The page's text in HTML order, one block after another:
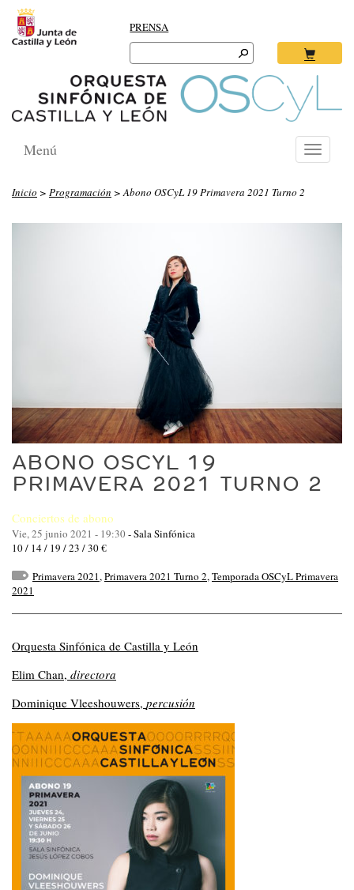
PRENSA
Search
for:
Toggle
Menú
Inicio > Programación > Abono OSCyL 19 Primavera 2021 Turno 2
ABONO OSCYL 19
PRIMAVERA 2021 TURNO 2
Conciertos de abono
Vie, 25 junio 2021 - 19:30-Sala Sinfónica
10 / 14 / 19 / 23 / 30 €
Primavera 2021 , Primavera 2021 Turno 2, Temporada OSCyL Primavera
2021
Orquesta Sinfónica de Castilla y León
Elim Chan, directora
Dominique Vleeshouwers, percusión